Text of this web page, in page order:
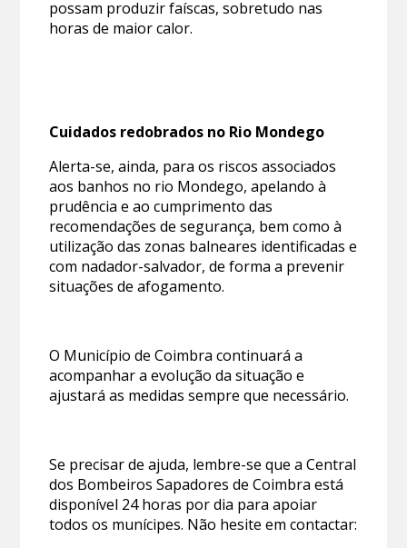
possam produzir faíscas, sobretudo nas
horas de maior calor.
Cuidados redobrados no Rio Mondego
Alerta-se, ainda, para os riscos associados
aos banhos no rio Mondego, apelando à
prudência e ao cumprimento das
recomendações de segurança, bem como à
utilização das zonas balneares identificadas e
com nadador-salvador, de forma a prevenir
situações de afogamento.
O Município de Coimbra continuará a
acompanhar a evolução da situação e
ajustará as medidas sempre que necessário.
Se precisar de ajuda, lembre-se que a Central
dos Bombeiros Sapadores de Coimbra está
disponível 24 horas por dia para apoiar
todos os munícipes. Não hesite em contactar: